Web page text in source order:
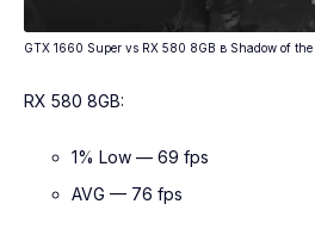
GTX 1660 Super vs RX 580 8GB в Shadow of the
RX 580 8GB:
1% Low — 69 fps
AVG — 76 fps